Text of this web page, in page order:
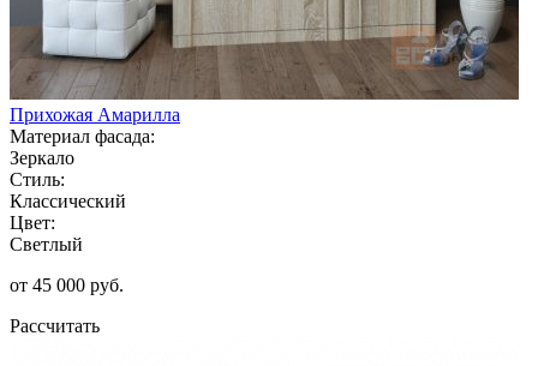
Прихожая Амарилла
Материал фасада:
Зеркало
Стиль:
Классический
Цвет:
Светлый
от 45 000 руб.
Рассчитать